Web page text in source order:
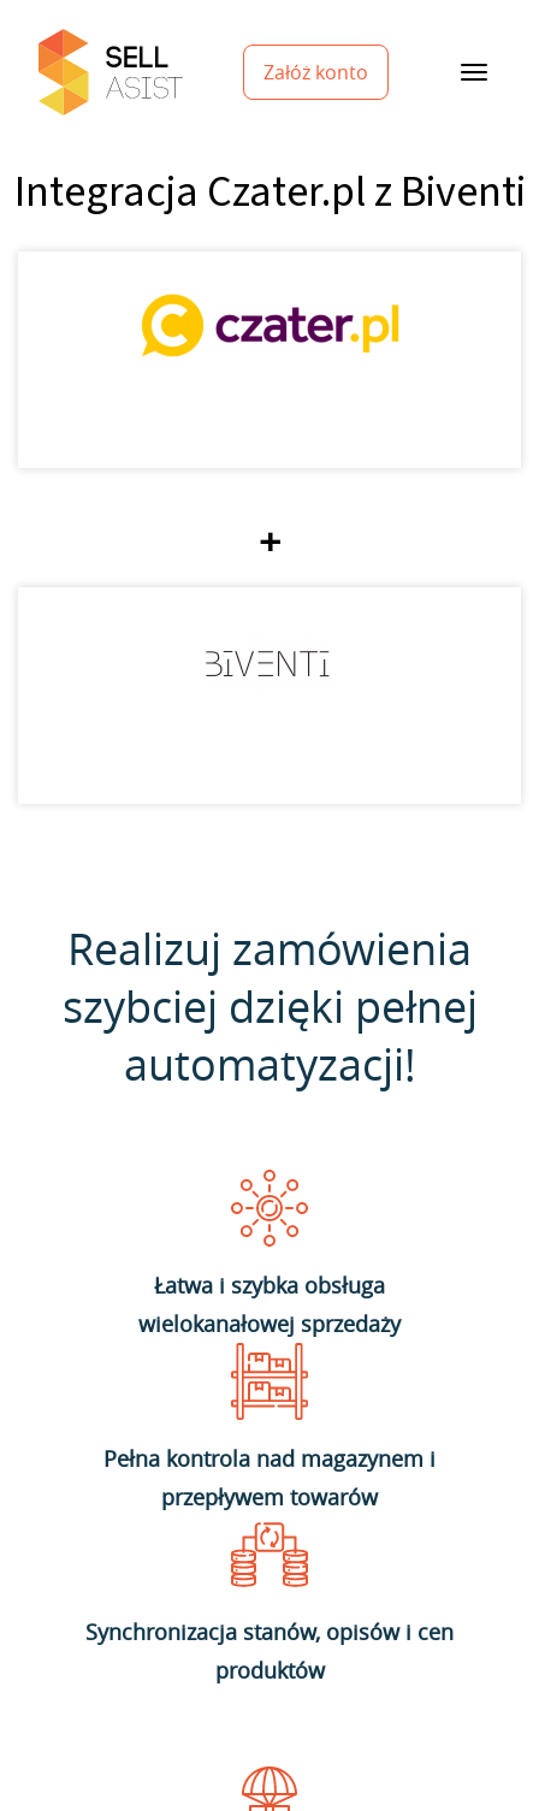
Załóż konto
Integracja Czater.pl z Biventi
+
Realizuj zamówienia
szybciej dzięki pełnej
automatyzacji!
Łatwa i szybka obsługa
wielokanałowej sprzedaży
Pełna kontrola nad magazynem i
przepływem towarów
Synchronizacja stanów, opisów i cen
produktów